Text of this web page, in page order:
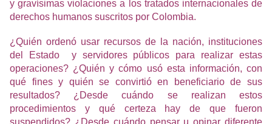
y gravísimas violaciones a los tratados internacionales de
derechos humanos suscritos por Colombia.
¿Quién ordenó usar recursos de la nación, instituciones
del Estado y servidores públicos para realizar estas
operaciones? ¿Quién y cómo usó esta información, con
qué fines y quién se convirtió en beneficiario de sus
resultados? ¿Desde cuándo se realizan estos
procedimientos y qué certeza hay de que fueron